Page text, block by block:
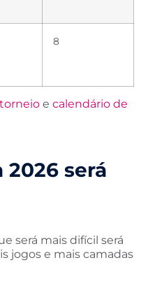
8
e calendário de
2026 será
será mais difícil será
jogos e mais camadas